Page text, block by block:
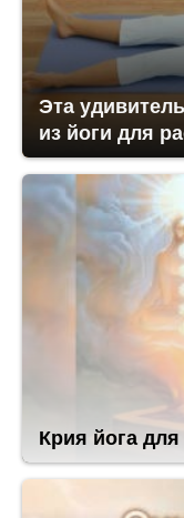
Эта
из йоги для
Крия йога